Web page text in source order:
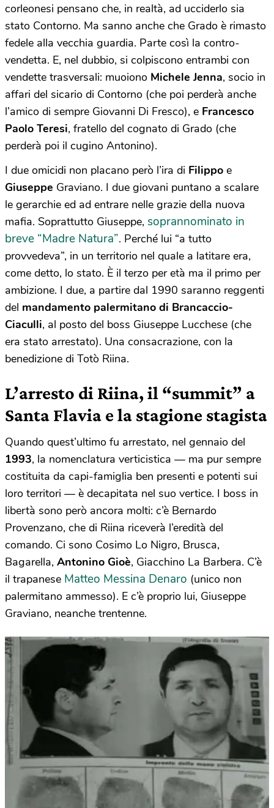
corleonesi pensano che, in realtà, ad ucciderlo sia
stato Contorno. Ma sanno anche che Grado è rimasto
fedele alla vecchia guardia. Parte così la contro-
vendetta. E, nel dubbio, si colpiscono entrambi con
vendette trasversali: muoiono Michele Jenna, socio in
affari del sicario di Contorno (che poi perderà anche
l’amico di sempre Giovanni Di Fresco), e Francesco
Paolo Teresi, fratello del cognato di Grado (che
perderà poi il cugino Antonino).
I due omicidi non placano però l’ira di Filippo e
Giuseppe Graviano. I due giovani puntano a scalare
le gerarchie ed ad entrare nelle grazie della nuova
mafia. Soprattutto Giuseppe, soprannominato in
breve “Madre Natura”. Perché lui “a tutto
provvedeva”, in un territorio nel quale a latitare era,
come detto, lo stato. È il terzo per età ma il primo per
ambizione. I due, a partire dal 1990 saranno reggenti
del mandamento palermitano di Brancaccio-
Ciaculli, al posto del boss Giuseppe Lucchese (che
era stato arrestato). Una consacrazione, con la
benedizione di Totò Riina.
L’arresto di Riina, il “summit” a
Santa Flavia e la stagione stagista
Quando quest’ultimo fu arrestato, nel gennaio del
1993, la nomenclatura verticistica — ma pur sempre
costituita da capi-famiglia ben presenti e potenti sui
loro territori — è decapitata nel suo vertice. I boss in
libertà sono però ancora molti: c’è Bernardo
Provenzano, che di Riina riceverà l’eredità del
comando. Ci sono Cosimo Lo Nigro, Brusca,
Bagarella, Antonino Gioè, Giacchino La Barbera. C’è
il trapanese Matteo Messina Denaro (unico non
palermitano ammesso). E c’è proprio lui, Giuseppe
Graviano, neanche trentenne.